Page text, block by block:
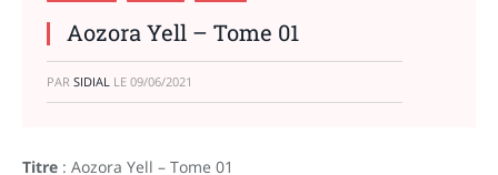
Aozora Yell – Tome 01
PAR SIDIAL LE 09/06/2021
Titre : Aozora Yell – Tome 01